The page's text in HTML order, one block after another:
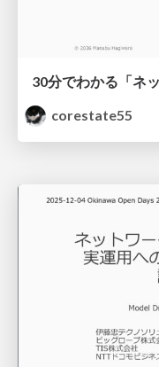
corestate55